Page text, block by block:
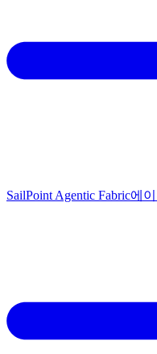
SailPoint Agentic Fabric에